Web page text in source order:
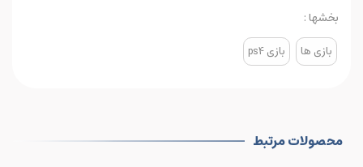
بخشها :
بازی ها بازی ps4
محصولات مرتبط